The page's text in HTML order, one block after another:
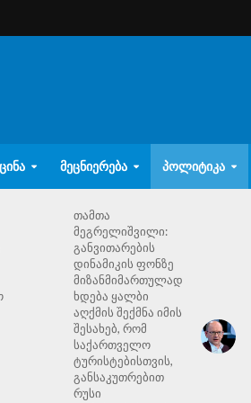
ᲛᲔᲪᲜᲘᲔᲠᲔᲑᲐ ᲞᲝᲚᲘᲢᲘᲙᲐ
თამთა
მეგრელიშვილი:
განვითარების
დინამიკის ფონზე
მიზანმიმართულად
ხდება ყალბი
აღქმის შექმნა იმის
შესახებ, რომ
საქართველო
ტურისტებისთვის,
განსაკუთრებით
რუსი